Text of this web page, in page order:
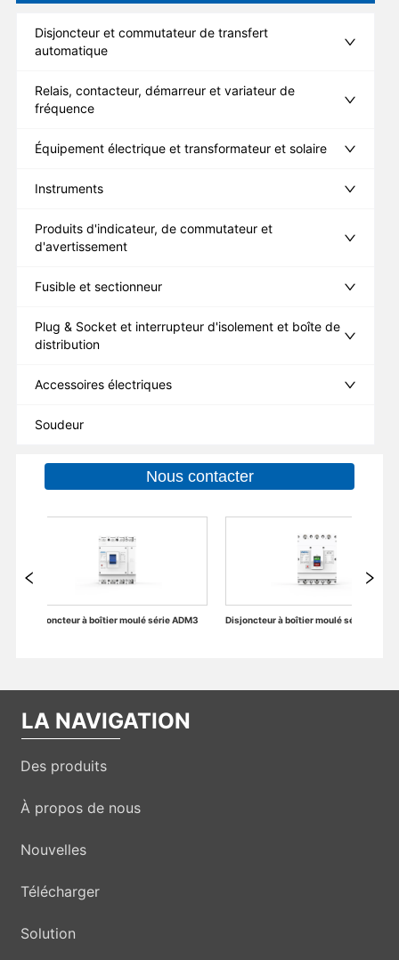
Disjoncteur et commutateur de transfert
automatique
Relais, contacteur, démarreur et variateur de
fréquence
Équipement électrique et transformateur et solaire
Instruments
Produits d'indicateur, de commutateur et
d'avertissement
Fusible et sectionneur
Plug & Socket et interrupteur d'isolement et boîte de
distribution
Accessoires électriques
Soudeur
Nous contacter
moulé série ADM3 Disjoncteur à boîtier moulé série ADM3
LA NAVIGATION
Des produits
À propos de nous
Nouvelles
Télécharger
Solution